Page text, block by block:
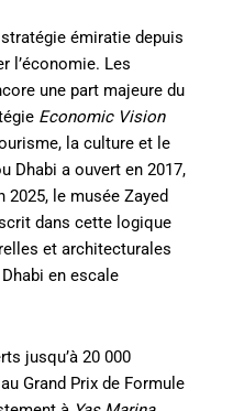
émiratie depuis
l’économie. Les
une part majeure du
Economic Vision
la culture et le
Dhabi a ouvert en 2017,
2025, le musée Zayed
dans cette logique
et architecturales
en escale
jusqu’à 20 000
Grand Prix de Formule